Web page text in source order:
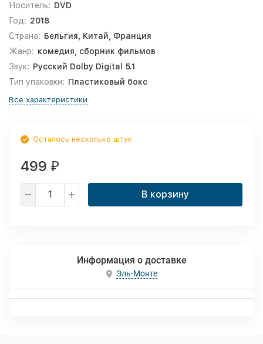
Носитель: DVD
Год: 2018
Страна: Бельгия, Китай, Франция
Жанр: комедия, сборник фильмов
Звук: Русский Dolby Digital 5.1
Тип упаковки: Пластиковый бокс
Все характеристики
Осталось несколько штук
499 ₽
В корзину
Информация о доставке
Эль-Монте